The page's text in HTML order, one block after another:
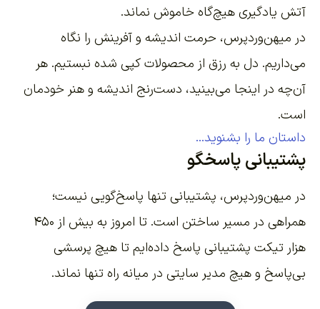
آتش یادگیری هیچ‌گاه خاموش نماند.
در میهن‌وردپرس، حرمت اندیشه و آفرینش را نگاه
می‌داریم. دل به رزق از محصولات کپی شده نبستیم. هر
آن‌چه در اینجا می‌بینید، دست‌رنج اندیشه و هنر خودمان
است.
داستان ما را بشنوید...
پشتیبانی پاسخگو
در میهن‌وردپرس، پشتیبانی تنها پاسخ‌گویی نیست؛
همراهی در مسیر ساختن است. تا امروز به بیش از ۴۵۰
هزار تیکت پشتیبانی پاسخ داده‌ایم تا هیچ پرسشی
بی‌پاسخ و هیچ مدیر سایتی در میانه راه تنها نماند.